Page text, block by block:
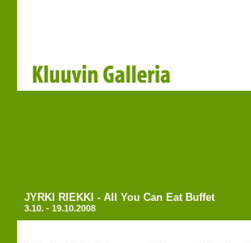
JYRKI RIEKKI - All You Can Eat Buffet
3.10. - 19.10.2008